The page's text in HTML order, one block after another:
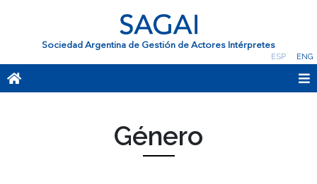
Sociedad Argentina de Gestión de Actores Intérpretes
ESP
ENG
Género